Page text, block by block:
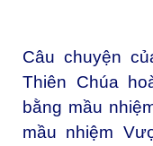
Câu chuyện
Thiên Chúa
bằng mầu
mầu nhiệm